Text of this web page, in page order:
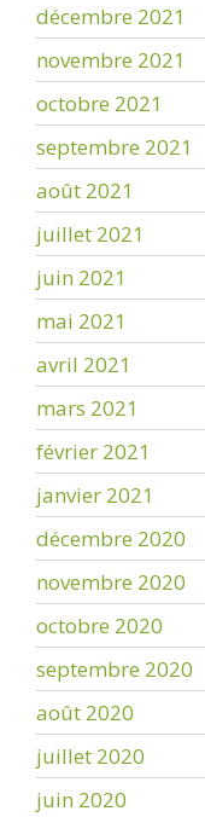
décembre 2021
novembre 2021
octobre 2021
septembre 2021
août 2021
juillet 2021
juin 2021
mai 2021
avril 2021
mars 2021
février 2021
janvier 2021
décembre 2020
novembre 2020
octobre 2020
septembre 2020
août 2020
juillet 2020
juin 2020